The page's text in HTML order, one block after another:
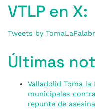
VTLP en X:
Tweets by
Últimas
Valladolid Toma
municipales
repunte de